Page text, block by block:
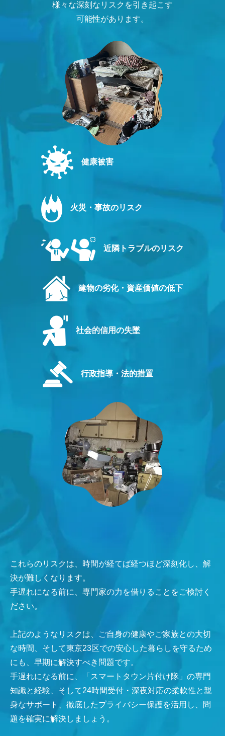
様々な深刻なリスクを引き起こす
可能性があります。
健康被害
火災・事故のリスク
近隣トラブルのリスク
建物の劣化・資産価値の低下
社会的信用の失墜
行政指導・法的措置
これらのリスクは、時間が経てば経つほど深刻化し、解
決が難しくなります。
手遅れになる前に、専門家の力を借りることをご検討く
ださい。
上記のようなリスクは、ご自身の健康やご家族との大切
な時間、そして東京23区での安心した暮らしを守るため
にも、早期に解決すべき問題です。
手遅れになる前に、「スマートタウン片付け隊」の専門
知識と経験、そして24時間受付・深夜対応の柔軟性と親
身なサポート、徹底したプライバシー保護を活用し、問
題を確実に解決しましょう。